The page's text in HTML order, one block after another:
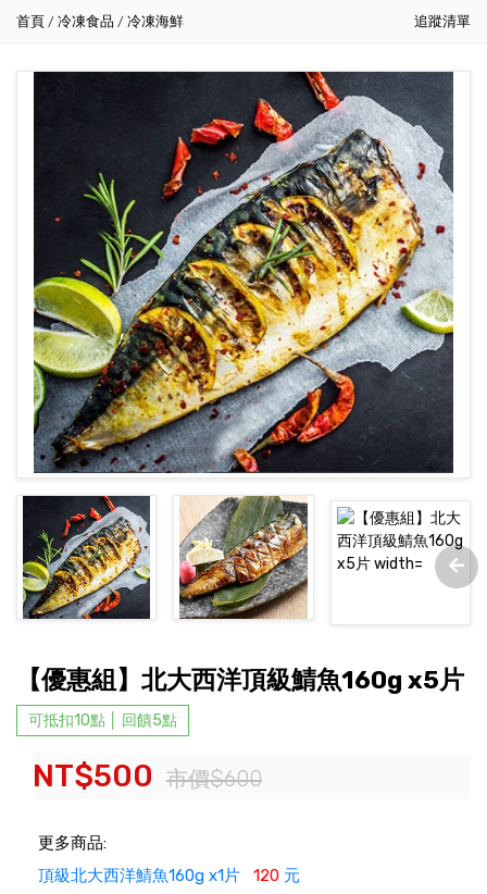
首頁 / 冷凍食品 / 冷凍海鮮 追蹤清單
【優惠組】北大西洋頂級鯖魚160g x5片
可抵扣10點 │ 回饋5點
NT$500 市價$600
更多商品:
頂級北大西洋鯖魚160g x1片 120 元